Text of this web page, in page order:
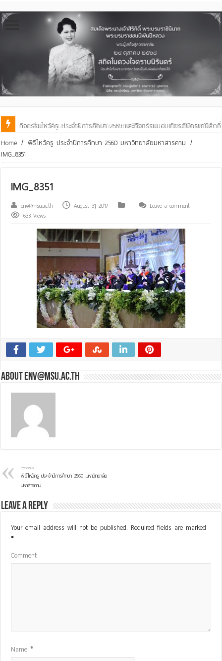
คณะสิ่งแวดล้อมฯ มมส ร่วมสืบสานประเพณีฮีตเดือน ๘ ถวายเทียนพรรษา ๒
Home / พิธีไหว้ครู ประจำปีการศึกษา 2560 มหาวิทยาลัยมหาสารคาม /
IMG_8351
IMG_8351
env@msu.ac.th August 31, 2017
Leave a comment
633 Views
About env@msu.ac.th
Previous
พิธีไหว้ครู ประจำปีการศึกษา 2560 มหาวิทยาลัย
มหาสารคาม
Leave a Reply
Your email address will not be published. Required fields are marked
*
Comment
Name*